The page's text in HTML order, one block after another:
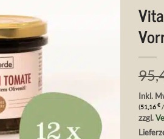
Inkl.
(51,16 €
zzgl.